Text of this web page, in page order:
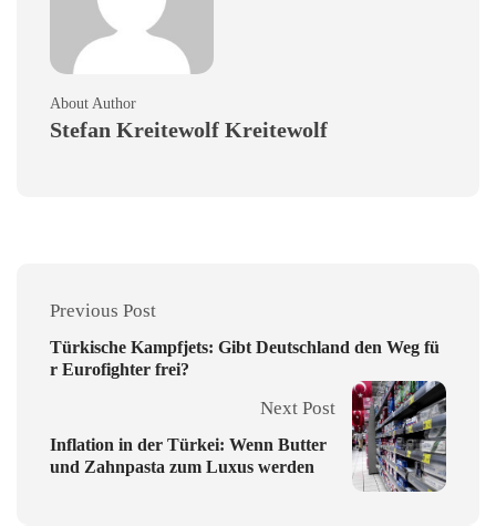
About Author
Stefan Kreitewolf Kreitewolf
Previous Post
Türkische Kampfjets: Gibt Deutschland den Weg fü
r Eurofighter frei?
Next Post
Inflation in der Türkei: Wenn Butter
und Zahnpasta zum Luxus werden